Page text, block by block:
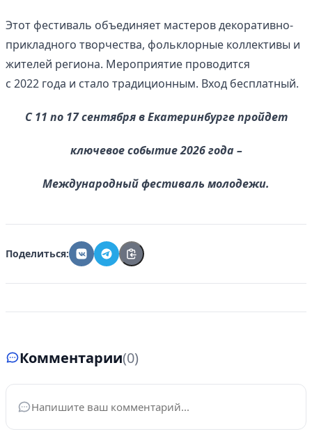
Этот фестиваль объединяет мастеров декоративно-
прикладного творчества, фольклорные коллективы и
жителей региона. Мероприятие проводится
с 2022 года и стало традиционным. Вход бесплатный.
С 11 по 17 сентября в Екатеринбурге пройдет
ключевое событие 2026 года –
Международный фестиваль молодежи.
Поделиться:
Комментарии(0)
Ваше имя*